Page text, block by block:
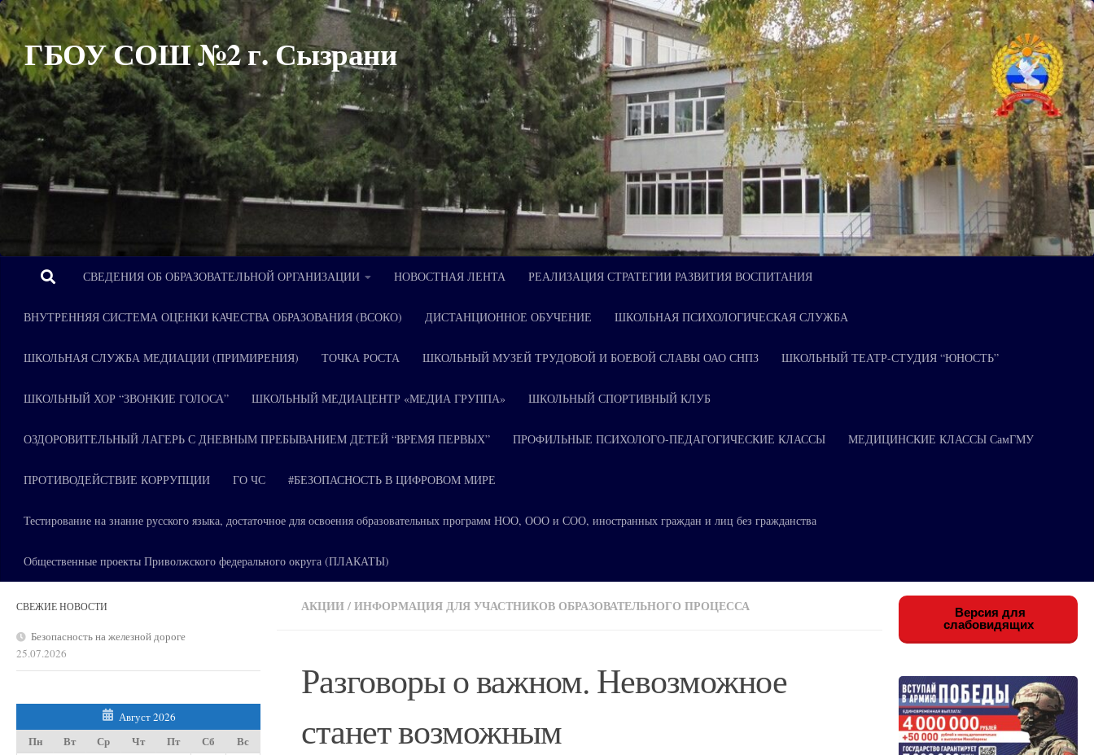
Перейти к содержимому
ГБОУ СОШ №2 г. Сызрани
СВЕДЕНИЯ ОБ ОБРАЗОВАТЕЛЬНОЙ ОРГАНИЗАЦИИ НОВОСТНАЯ ЛЕНТА РЕАЛИЗАЦИЯ СТРАТЕГИИ РАЗВИТИЯ ВОСПИТАНИЯ
ВНУТРЕННЯЯ СИСТЕМА ОЦЕНКИ КАЧЕСТВА ОБРАЗОВАНИЯ (ВСОКО) ДИСТАНЦИОННОЕ ОБУЧЕНИЕ ШКОЛЬНАЯ ПСИХОЛОГИЧЕСКАЯ СЛУЖБА
ШКОЛЬНАЯ СЛУЖБА МЕДИАЦИИ (ПРИМИРЕНИЯ) ТОЧКА РОСТА ШКОЛЬНЫЙ МУЗЕЙ ТРУДОВОЙ И БОЕВОЙ СЛАВЫ ОАО СНПЗ ШКОЛЬНЫЙ ТЕАТР-СТУДИЯ “ЮНОСТЬ”
ШКОЛЬНЫЙ ХОР “ЗВОНКИЕ ГОЛОСА” ШКОЛЬНЫЙ МЕДИАЦЕНТР «МЕДИА ГРУППА» ШКОЛЬНЫЙ СПОРТИВНЫЙ КЛУБ
ОЗДОРОВИТЕЛЬНЫЙ ЛАГЕРЬ С ДНЕВНЫМ ПРЕБЫВАНИЕМ ДЕТЕЙ “ВРЕМЯ ПЕРВЫХ” ПРОФИЛЬНЫЕ ПСИХОЛОГО-ПЕДАГОГИЧЕСКИЕ КЛАССЫ МЕДИЦИНСКИЕ КЛАССЫ СамГМУ
ПРОТИВОДЕЙСТВИЕ КОРРУПЦИИ ГО ЧС #БЕЗОПАСНОСТЬ В ЦИФРОВОМ МИРЕ
Тестирование на знание русского языка, достаточное для освоения образовательных программ НОО, ООО и СОО, иностранных граждан и лиц без гражданства
Общественные проекты Приволжского федерального округа (ПЛАКАТЫ)
АКЦИИ/ИНФОРМАЦИЯ ДЛЯ УЧАСТНИКОВ ОБРАЗОВАТЕЛЬНОГО ПРОЦЕССА
Разговоры о важном. Невозможное
станет возможным
СВЕЖИЕ НОВОСТИ
Безопасность на железной дороге
25.07.2026
Август 2026
Пн Вт Ср Чт Пт Сб Вс
Версия для
слабовидящих